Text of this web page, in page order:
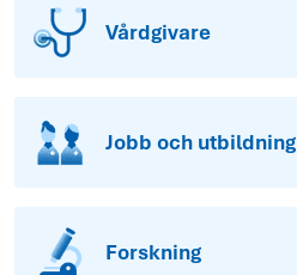
Vårdgivare
Jobb och utbildning
Forskning